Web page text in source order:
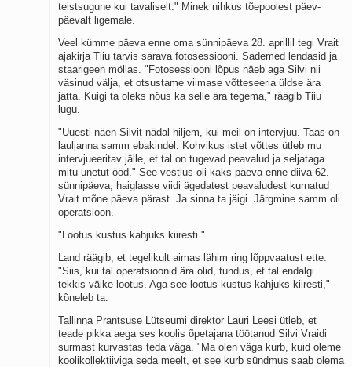
teistsugune kui tavaliselt." Minek nihkus tõepoolest päev-
päevalt ligemale.
Veel kümme päeva enne oma sünnipäeva 28. aprillil tegi Vrait
ajakirja Tiiu tarvis särava fotosessiooni. Sädemed lendasid ja
staarigeen möllas. "Fotosessiooni lõpus näeb aga Silvi nii
väsinud välja, et otsustame viimase võtteseeria üldse ära
jätta. Kuigi ta oleks nõus ka selle ära tegema," räägib Tiiu
lugu.
"Uuesti näen Silvit nädal hiljem, kui meil on intervjuu. Taas on
lauljanna samm ebakindel. Kohvikus istet võttes ütleb mu
intervjueeritav jälle, et tal on tugevad peavalud ja seljataga
mitu unetut ööd." See vestlus oli kaks päeva enne diiva 62.
sünnipäeva, haiglasse viidi ägedatest peavaludest kurnatud
Vrait mõne päeva pärast. Ja sinna ta jäigi. Järgmine samm oli
operatsioon.
"Lootus kustus kahjuks kiiresti."
Land räägib, et tegelikult aimas lähim ring lõppvaatust ette.
"Siis, kui tal operatsioonid ära olid, tundus, et tal endalgi
tekkis väike lootus. Aga see lootus kustus kahjuks kiiresti,"
kõneleb ta.
Tallinna Prantsuse Lütseumi direktor Lauri Leesi ütleb, et
teade pikka aega ses koolis õpetajana töötanud Silvi Vraidi
surmast kurvastas teda väga. "Ma olen väga kurb, kuid oleme
koolikollektiiviga seda meelt, et see kurb sündmus saab olema